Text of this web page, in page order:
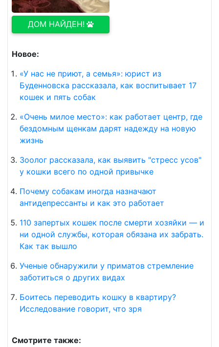
ДОМ НАЙДЕН!
Новое:
«У нас не приют, а семья»: юрист из
Буденновска рассказала, как воспитывает 17
кошек и пять собак
«Очень милое место»: как работает центр, где
бездомным щенкам дарят надежду на новую
жизнь
Зоолог рассказала, как выявить "стресс усов"
у кошки всего по одной привычке
Почему собакам иногда назначают
антидепрессанты и как это работает
110 запертых кошек после смерти хозяйки — и
ни одной службы, которая обязана их забрать.
Как так вышло
Ученые обнаружили у приматов стремление
заботиться о других видах
Боитесь переводить кошку в квартиру?
Исследование говорит, что зря
Смотрите также: